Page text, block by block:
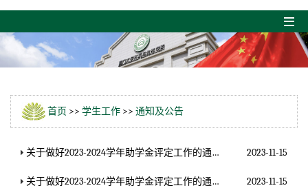
首页 >> 学生工作 >> 通知及公告
关于做好2023-2024学年助学金评定工作的通知(研究生) 2023-11-15
关于做好2023-2024学年助学金评定工作的通知(本科生) 2023-11-15